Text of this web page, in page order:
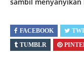
FACEBOOK
TUMBLR